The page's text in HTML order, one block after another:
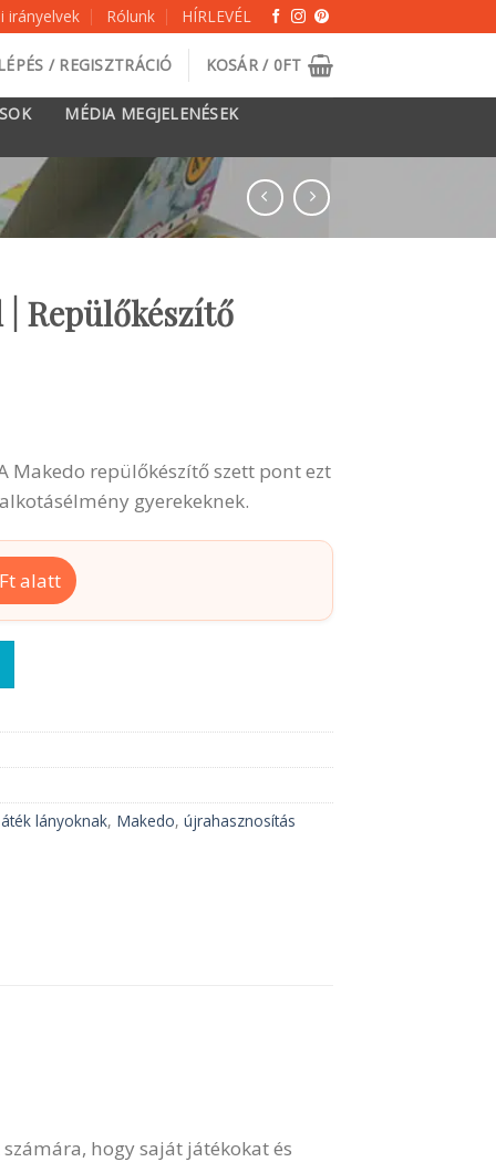
irányelvek Rólunk HÍRLEVÉL
/ REGISZTRÁCIÓ KOSÁR / 0FT
MÉDIA MEGJELENÉSEK
| Repülőkészítő
repülőkészítő szett pont ezt
gyerekeknek.
alatt
lányoknak, Makedo, újrahasznosítás
hogy saját játékokat és